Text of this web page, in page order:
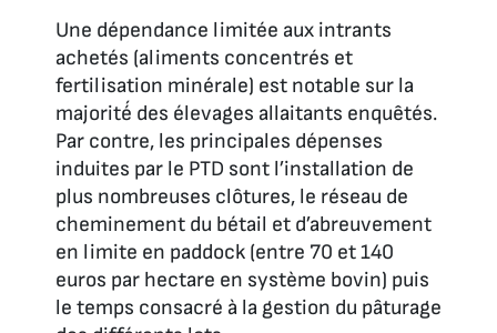
Une dépendance limitée aux intrants
achetés (aliments concentrés et
fertilisation minérale) est notable sur la
majorité́ des élevages allaitants enquêtés.
Par contre, les principales dépenses
induites par le PTD sont l’installation de
plus nombreuses clôtures, le réseau de
cheminement du bétail et d’abreuvement
en limite en paddock (entre 70 et 140
euros par hectare en système bovin) puis
le temps consacré à la gestion du pâturage